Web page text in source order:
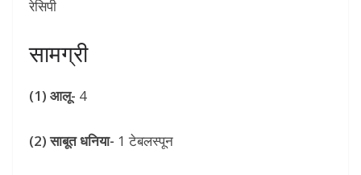
सामग्री
(1) आलू- 4
(2) साबूत धनिया- 1 टेबलस्पून